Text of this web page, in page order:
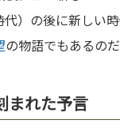
）の後に新しい
の物語でもあるのだ
れた予言